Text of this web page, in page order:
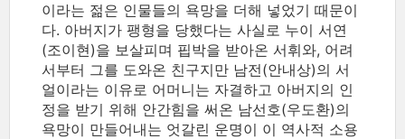
이라는 젊은 인물들의 욕망을 더해 넣었기 때문이
다. 아버지가 팽형을 당했다는 사실로 누이 서연
(조이현)을 보살피며 핍박을 받아온 서휘와, 어려
서부터 그를 도와온 친구지만 남전(안내상)의 서
얼이라는 이유로 어머니는 자결하고 아버지의 인
정을 받기 위해 안간힘을 써온 남선호(우도환)의
욕망이 만들어내는 엇갈린 운명이 이 역사적 소용